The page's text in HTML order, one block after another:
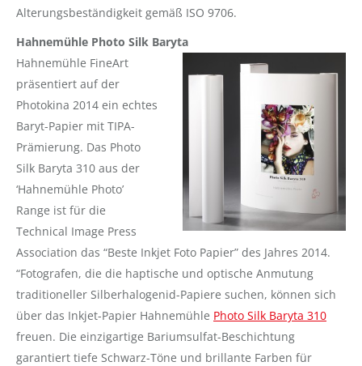
Alterungsbeständigkeit gemäß ISO 9706.
Hahnemühle Photo Silk Baryta
Hahnemühle FineArt
präsentiert auf der
Photokina 2014 ein echtes
Baryt-Papier mit TIPA-
Prämierung. Das Photo
Silk Baryta 310 aus der
‘Hahnemühle Photo’
Range ist für die
Technical Image Press
Association das “Beste Inkjet Foto Papier” des Jahres 2014.
“Fotografen, die die haptische und optische Anmutung
traditioneller Silberhalogenid-Papiere suchen, können sich
über das Inkjet-Papier Hahnemühle Photo Silk Baryta 310
freuen. Die einzigartige Bariumsulfat-Beschichtung
garantiert tiefe Schwarz-Töne und brillante Farben für